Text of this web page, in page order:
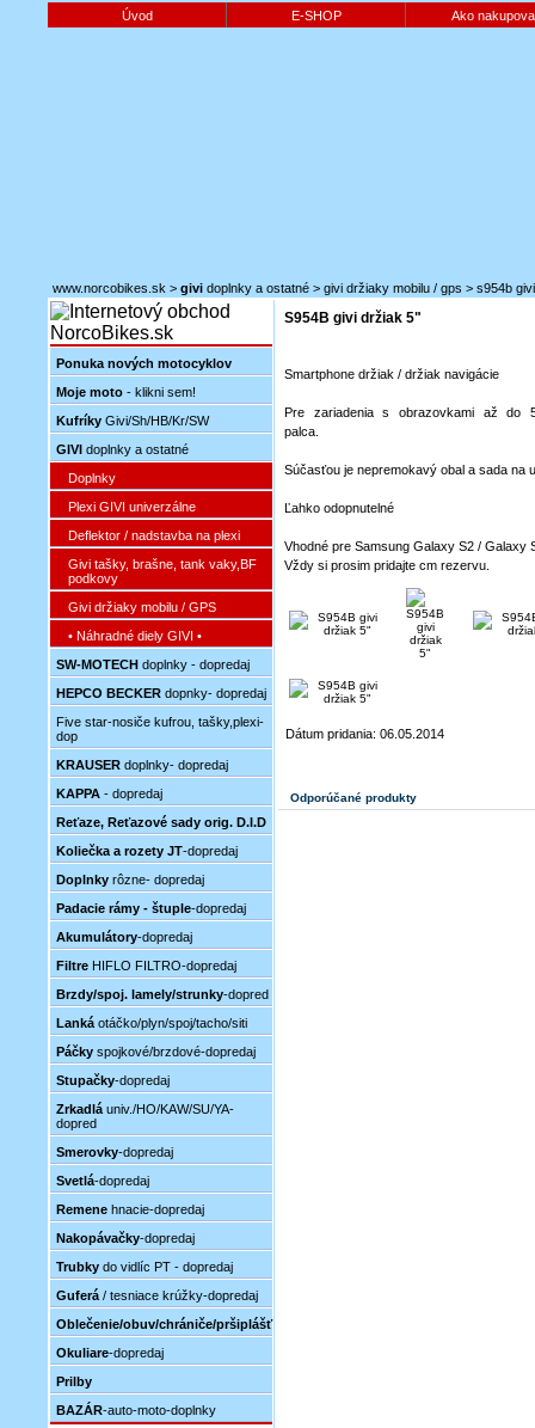
Úvod E-SHOP Ako
www.norcobikes.sk > givi doplnky a ostatné > givi držiaky mobilu / gps > s954b
Ponuka nových motocyklov
Moje moto - klikni sem!
Kufríky Givi/Sh/HB/Kr/SW
GIVI doplnky a ostatné
Doplnky
Plexi GIVI univerzálne
Deflektor / nadstavba na plexi
Givi tašky, brašne, tank vaky,BF
podkovy
Givi držiaky mobilu / GPS
• Náhradné diely GIVI •
SW-MOTECH doplnky - dopredaj
HEPCO BECKER dopnky- dopredaj
Five star-nosiče kufrou, tašky,plexi-
dop
KRAUSER doplnky- dopredaj
KAPPA - dopredaj
Reťaze, Reťazové sady orig. D.I.D
Koliečka a rozety JT-dopredaj
Doplnky rôzne- dopredaj
Padacie rámy - štuple-dopredaj
Akumulátory-dopredaj
Filtre HIFLO FILTRO-dopredaj
Brzdy/spoj. lamely/strunky-dopred
Lanká otáčko/plyn/spoj/tacho/siti
Páčky spojkové/brzdové-dopredaj
Stupačky-dopredaj
Zrkadlá univ./HO/KAW/SU/YA-
dopred
Smerovky-dopredaj
Svetlá-dopredaj
Remene hnacie-dopredaj
Nakopávačky-dopredaj
Trubky do vidlíc PT - dopredaj
Guferá / tesniace krúžky-dopredaj
Oblečenie/obuv/chrániče/pršiplášť
Okuliare-dopredaj
Prilby
BAZÁR-auto-moto-doplnky
S954B givi držiak 5"
Smartphone držiak / držiak navigácie
Pre zariadenia s obrazovkami až do
palca.
Súčasťou je nepremokavý obal a sada na
Ľahko odopnutelné
Vhodné pre Samsung Galaxy S2 / Galaxy
Vždy si prosim pridajte cm rezervu.
Dátum pridania: 06.05.2014
Odporúčané produkty